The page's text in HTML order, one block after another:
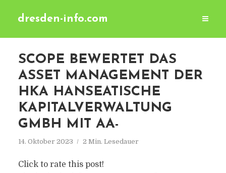
dresden-info.com
SCOPE BEWERTET DAS
ASSET MANAGEMENT DER
HKA HANSEATISCHE
KAPITALVERWALTUNG
GMBH MIT AA-
14. Oktober 2023 2 Min. Lesedauer
Click to rate this post!